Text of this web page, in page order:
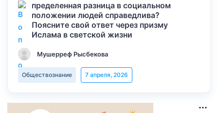
пределенная разница в социальном
положении людей справедлива?
Поясните свой ответ через призму
Ислама в светской жизни
Мушерреф Рысбекова
Обществознание 7 апреля, 2026